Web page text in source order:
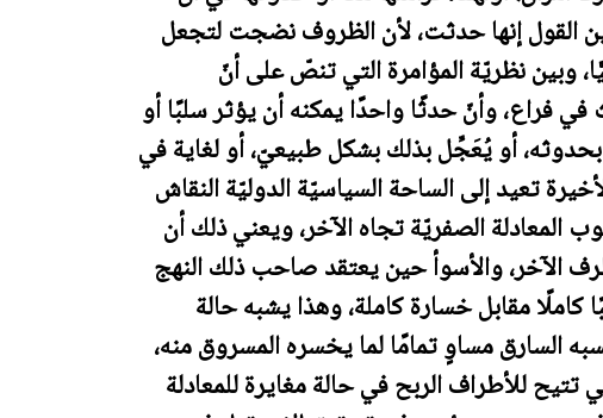
القول إنها حدثت، لأن الظروف نضجت لتجعل
وبين نظريّة المؤامرة التي تنصّ على أنّ
فراع، وأنّ حدثًا واحدًا يمكنه أن يؤثر سلبًا أو
أو يُعَجِّل بذلك بشكل طبيعيّ، أو لغاية في
تعيد إلى الساحة السياسيّة الدوليّة النقاش
المعادلة الصفريّة تجاه الآخر، ويعني ذلك أن
الآخر، والأسوأ حين يعتقد صاحب ذلك النهج
مقابل خسارة كاملة، وهذا يشبه حالة
السارق مساوٍ تمامًا لما يخسره المسروق منه،
تتيح للأطراف الربح في حالة مغايرة للمعادلة